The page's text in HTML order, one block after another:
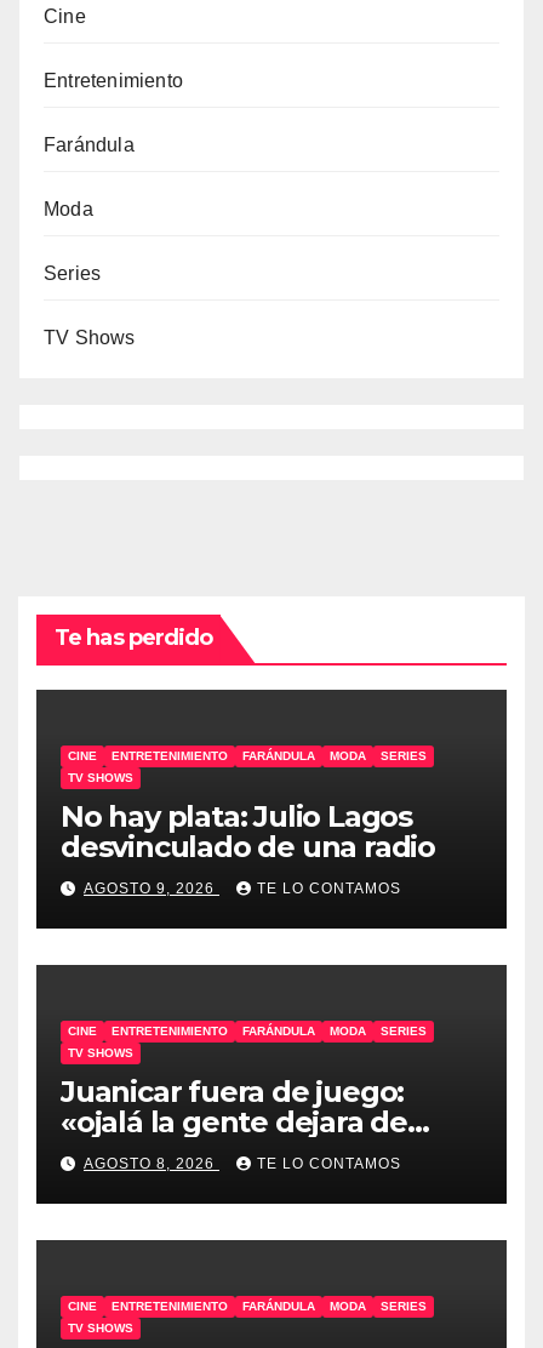
Cine
Entretenimiento
Farándula
Moda
Series
TV Shows
Te has perdido
CINE ENTRETENIMIENTO FARÁNDULA MODA
SERIES
TV SHOWS
No hay plata: Julio Lagos
desvinculado de una radio
AGOSTO 9, 2026 TE LO CONTAMOS
CINE ENTRETENIMIENTO FARÁNDULA MODA
SERIES
TV SHOWS
Juanicar fuera de juego:
«ojalá la gente dejara de
odiar tanto»
AGOSTO 8, 2026 TE LO CONTAMOS
CINE ENTRETENIMIENTO FARÁNDULA MODA
SERIES
TV SHOWS